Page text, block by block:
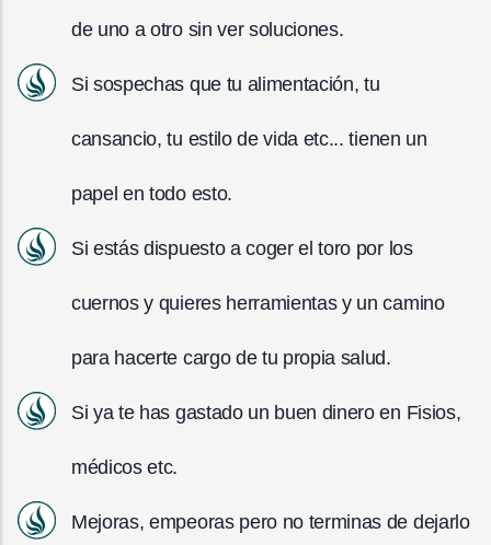
de uno a otro sin ver soluciones.
Si sospechas que tu alimentación, tu
cansancio, tu estilo de vida etc... tienen un
papel en todo esto.
Si estás dispuesto a coger el toro por los
cuernos y quieres herramientas y un camino
para hacerte cargo de tu propia salud.
Si ya te has gastado un buen dinero en Fisios,
médicos etc.
Mejoras, empeoras pero no terminas de dejarlo